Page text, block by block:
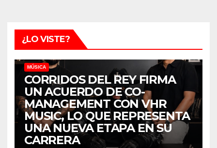
¿LO VISTE?
MÚSICA
CORRIDOS DEL REY FIRMA
UN ACUERDO DE CO-
MANAGEMENT CON VHR
MUSIC, LO QUE REPRESENTA
UNA NUEVA ETAPA EN SU
CARRERA